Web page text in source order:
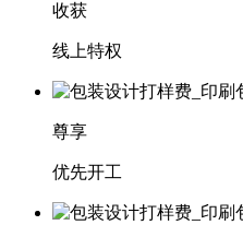
收获
线上特权
尊享
优先开工